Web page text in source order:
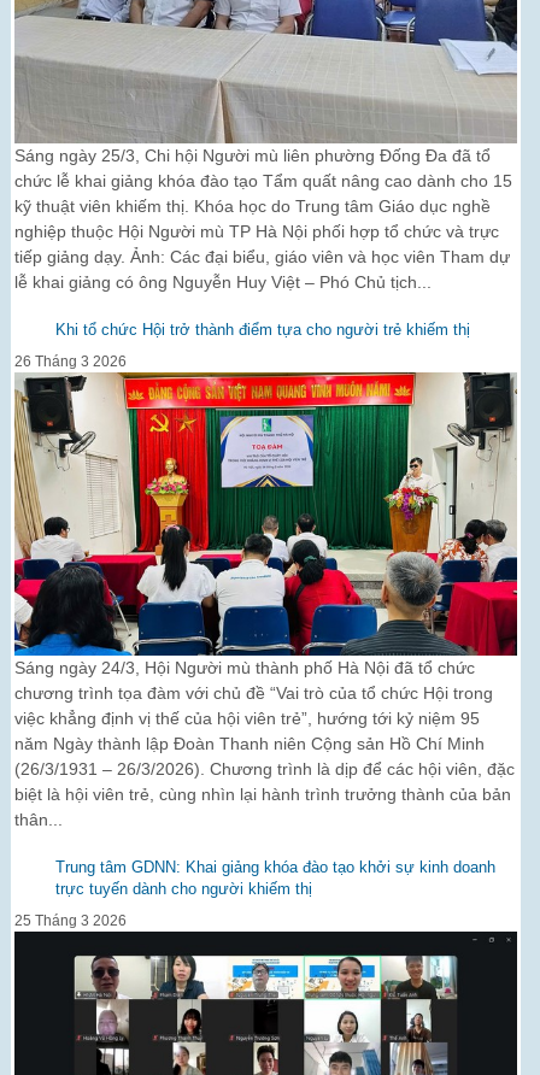
Sáng ngày 25/3, Chi hội Người mù liên phường Đống Đa đã tổ
chức lễ khai giảng khóa đào tạo Tẩm quất nâng cao dành cho 15
kỹ thuật viên khiếm thị. Khóa học do Trung tâm Giáo dục nghề
nghiệp thuộc Hội Người mù TP Hà Nội phối hợp tổ chức và trực
tiếp giảng dạy. Ảnh: Các đại biểu, giáo viên và học viên Tham dự
lễ khai giảng có ông Nguyễn Huy Việt – Phó Chủ tịch...
Khi tổ chức Hội trở thành điểm tựa cho người trẻ khiếm thị
26 Tháng 3 2026
Sáng ngày 24/3, Hội Người mù thành phố Hà Nội đã tổ chức
chương trình tọa đàm với chủ đề “Vai trò của tổ chức Hội trong
việc khẳng định vị thế của hội viên trẻ”, hướng tới kỷ niệm 95
năm Ngày thành lập Đoàn Thanh niên Cộng sản Hồ Chí Minh
(26/3/1931 – 26/3/2026). Chương trình là dịp để các hội viên, đặc
biệt là hội viên trẻ, cùng nhìn lại hành trình trưởng thành của bản
thân...
Trung tâm GDNN: Khai giảng khóa đào tạo khởi sự kinh doanh
trực tuyến dành cho người khiếm thị
25 Tháng 3 2026